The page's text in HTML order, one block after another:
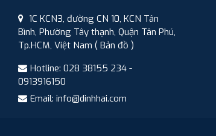
1C KCN3, đường CN 10, KCN Tân
Bình, Phường Tây thạnh, Quận Tân Phú,
Tp.HCM, Việt Nam ( Bản đồ )
Hotline: 028 38155 234 -
0913916150
Email: info@dinhhai.com